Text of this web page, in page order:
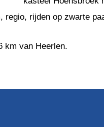
regio, rijden op zwarte
km van Heerlen.